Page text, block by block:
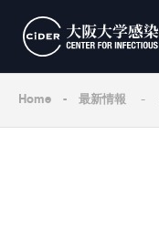
Home - 最新情報 -